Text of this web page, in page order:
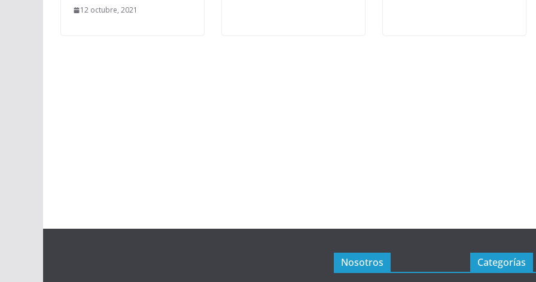
12 octubre, 2021
Nosotros Categorías